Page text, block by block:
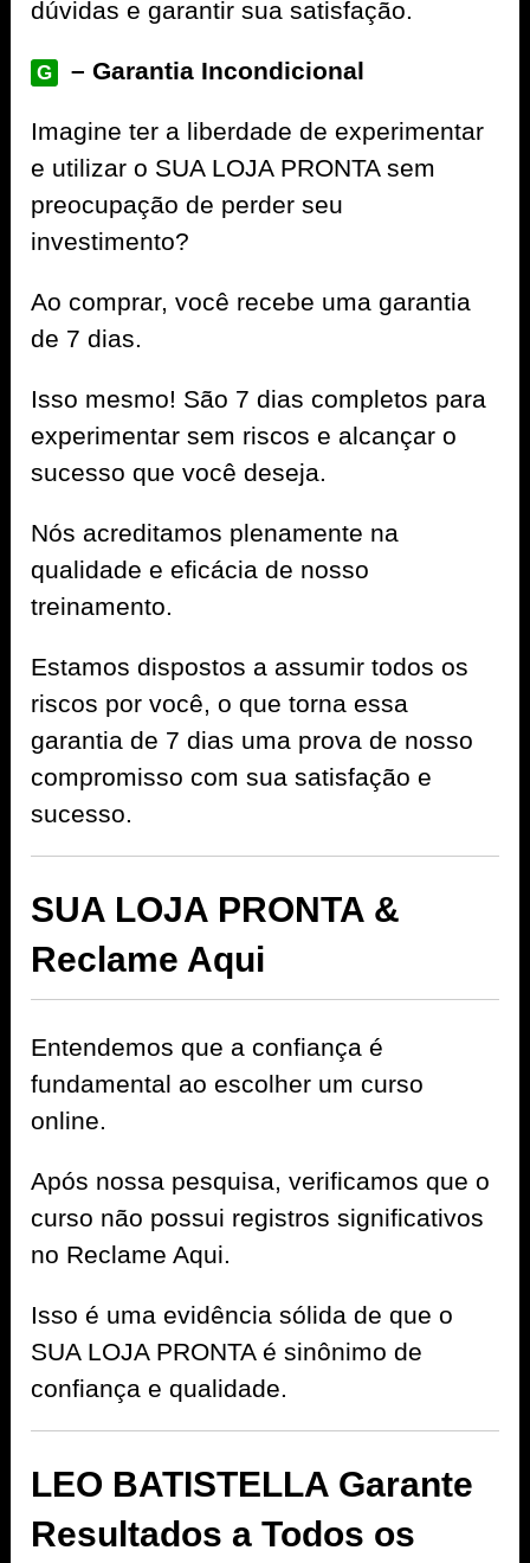
dúvidas e garantir sua satisfação.
G – Garantia Incondicional
Imagine ter a liberdade de experimentar
e utilizar o SUA LOJA PRONTA sem
preocupação de perder seu
investimento?
Ao comprar, você recebe uma garantia
de 7 dias.
Isso mesmo! São 7 dias completos para
experimentar sem riscos e alcançar o
sucesso que você deseja.
Nós acreditamos plenamente na
qualidade e eficácia de nosso
treinamento.
Estamos dispostos a assumir todos os
riscos por você, o que torna essa
garantia de 7 dias uma prova de nosso
compromisso com sua satisfação e
sucesso.
SUA LOJA PRONTA &
Reclame Aqui
Entendemos que a confiança é
fundamental ao escolher um curso
online.
Após nossa pesquisa, verificamos que o
curso não possui registros significativos
no Reclame Aqui.
Isso é uma evidência sólida de que o
SUA LOJA PRONTA é sinônimo de
confiança e qualidade.
LEO BATISTELLA Garante
Resultados a Todos os